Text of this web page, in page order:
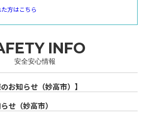
方はこちら
INFO
安全安心情報
お知らせ（妙高市）】
せ（妙高市）